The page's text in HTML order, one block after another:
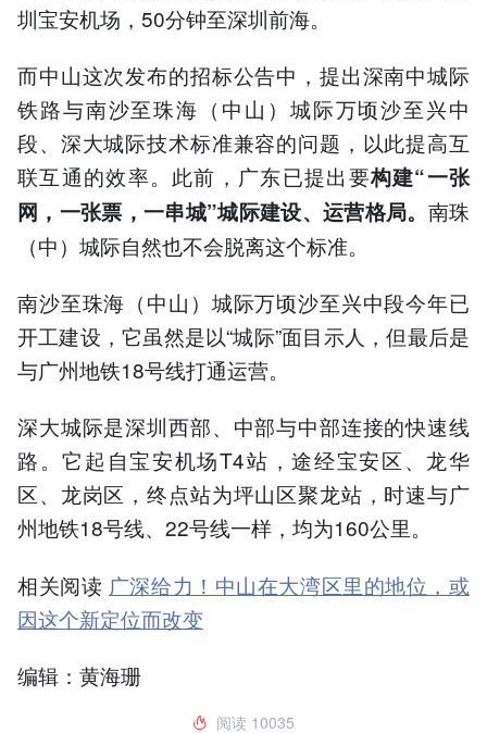
圳宝安机场，50分钟至深圳前海。
而中山这次发布的招标公告中，提出深南中城际
铁路与南沙至珠海（中山）城际万顷沙至兴中
段、深大城际技术标准兼容的问题，以此提高互
联互通的效率。此前，广东已提出要构建“一张
网，一张票，一串城”城际建设、运营格局。 南珠
（中）城际自然也不会脱离这个标准。
南沙至珠海（中山）城际万顷沙至兴中段今年已
开工建设，它虽然是以“城际”面目示人，但最后是
与广州地铁18号线打通运营。
深大城际是深圳西部、中部与中部连接的快速线
路。它起自宝安机场T4站，途经宝安区、龙华
区、龙岗区，终点站为坪山区聚龙站，时速与广
州地铁18号线、22号线一样，均为160公里。
相关阅读 广深给力！中山在大湾区里的地位，或
因这个新定位而改变
编辑：黄海珊
阅读 10035